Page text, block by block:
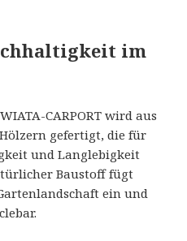
im
CARPORT wird aus
gefertigt, die für
und Langlebigkeit
Baustoff fügt
ein und